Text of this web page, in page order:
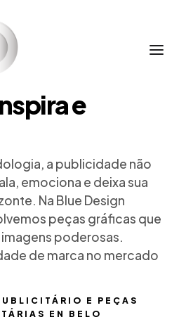
E PEÇAS
EN BELO
e
a publicidade não
emociona e deixa sua
Na Blue Design
peças gráficas que
poderosas.
de marca no mercado